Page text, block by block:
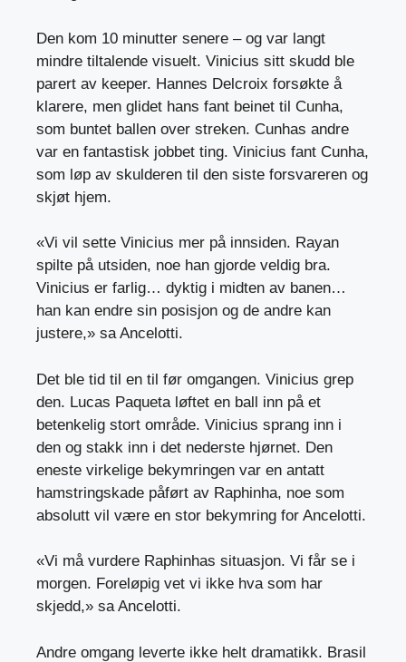
Den kom 10 minutter senere – og var langt
mindre tiltalende visuelt. Vinicius sitt skudd ble
parert av keeper. Hannes Delcroix forsøkte å
klarere, men glidet hans fant beinet til Cunha,
som buntet ballen over streken. Cunhas andre
var en fantastisk jobbet ting. Vinicius fant Cunha,
som løp av skulderen til den siste forsvareren og
skjøt hjem.
«Vi vil sette Vinicius mer på innsiden. Rayan
spilte på utsiden, noe han gjorde veldig bra.
Vinicius er farlig… dyktig i midten av banen…
han kan endre sin posisjon og de andre kan
justere,» sa Ancelotti.
Det ble tid til en til før omgangen. Vinicius grep
den. Lucas Paqueta løftet en ball inn på et
betenkelig stort område. Vinicius sprang inn i
den og stakk inn i det nederste hjørnet. Den
eneste virkelige bekymringen var en antatt
hamstringskade påført av Raphinha, noe som
absolutt vil være en stor bekymring for Ancelotti.
«Vi må vurdere Raphinhas situasjon. Vi får se i
morgen. Foreløpig vet vi ikke hva som har
skjedd,» sa Ancelotti.
Andre omgang leverte ikke helt dramatikk. Brasil